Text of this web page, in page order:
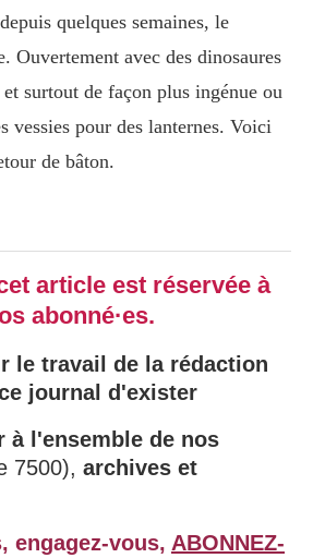
quelques semaines, le
Ouvertement avec des dinosaures
et surtout de façon plus ingénue ou
vessies pour des lanternes. Voici
de bâton.
article est réservée à
abonné·es.
le travail de la rédaction
journal d'exister
à l'ensemble de nos
7500), archives et
engagez-vous, ABONNEZ-